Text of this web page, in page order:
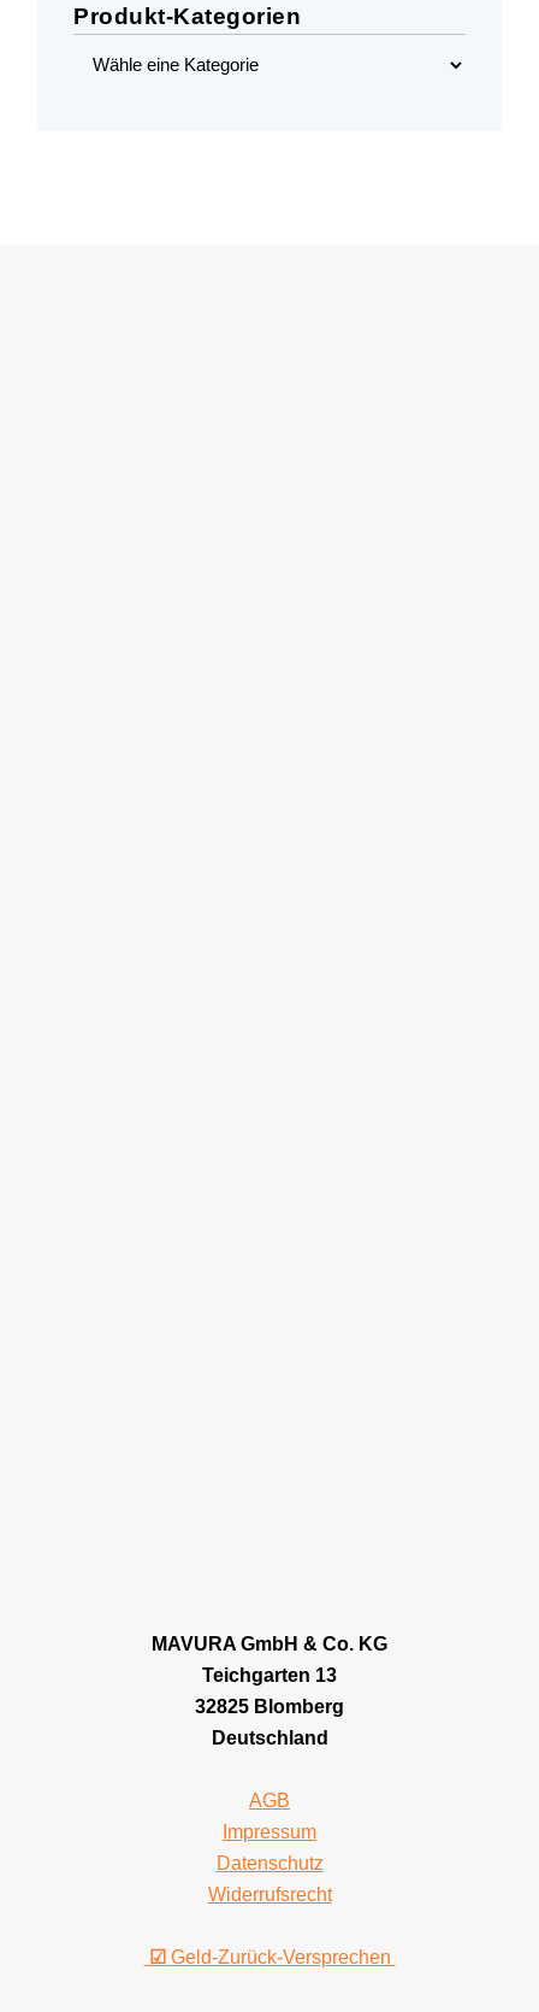
Produkt-Kategorien
MAVURA GmbH & Co. KG
Teichgarten 13
32825 Blomberg
Deutschland
AGB
Impressum
Datenschutz
Widerrufsrecht
☑ Geld-Zurück-Versprechen